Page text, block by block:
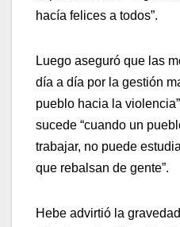
hacía felices a todos”.
Luego aseguró que las
día a día por la gestión
pueblo hacia la
sucede “cuando un
trabajar, no puede
que rebalsan de gente”.
Hebe advirtió la